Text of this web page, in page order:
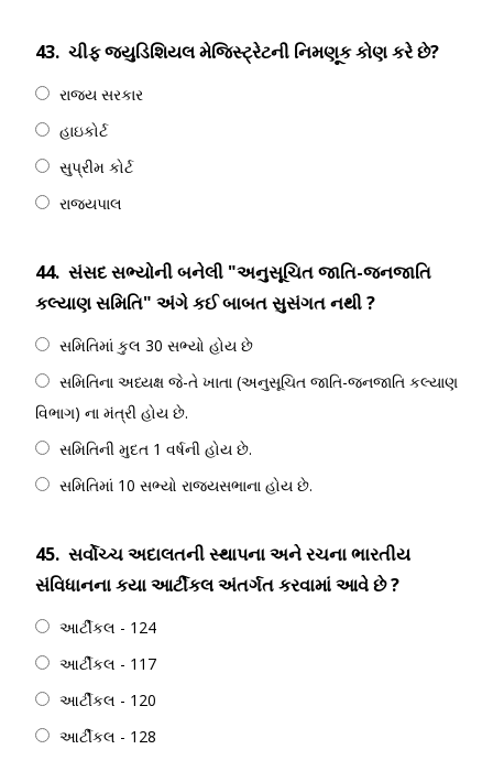
43. ચીફ જ્યુડિશિયલ મેજિસ્ટ્રેટની નિમણૂક કોણ કરે છે?
રાજ્ય સરકાર
હાઇકોર્ટ
સુપ્રીમ કોર્ટ
રાજ્યપાલ
44. સંસદ સભ્યોની બનેલી "અનુસૂચિત જાતિ-જનજાતિ
કલ્યાણ સમિતિ" અંગે કઈ બાબત સુસંગત નથી ?
સમિતિમાં કુલ 30 સભ્યો હોય છે
સમિતિના અધ્યક્ષ જે-તે ખાતા (અનુસૂચિત જાતિ-જનજાતિ કલ્યાણ
વિભાગ) ના મંત્રી હોય છે.
સમિતિની મુદત 1 વર્ષની હોય છે.
સમિતિમાં 10 સભ્યો રાજ્યસભાના હોય છે.
45. સર્વોચ્ચ અદાલતની સ્થાપના અને રચના ભારતીય
સંવિધાનના કયા આર્ટીકલ અંતર્ગત કરવામાં આવે છે ?
આર્ટીકલ - 124
આર્ટીકલ - 117
આર્ટીકલ - 120
આર્ટીકલ - 128